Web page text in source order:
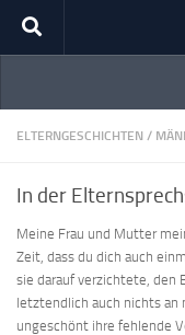
Zum Inhalt springen
ELTERNGESCHICHTEN /
In der
Meine Frau und Mutter
Zeit, dass du dich auch
sie darauf verzichtete, den
letztendlich auch nichts an
ungeschönt ihre fehlende